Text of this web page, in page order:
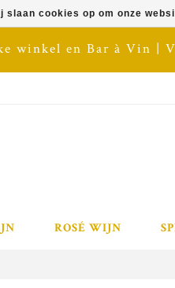
winkel en Bar à Vin |
ROSÉ WIJN
slaan cookies op om onze